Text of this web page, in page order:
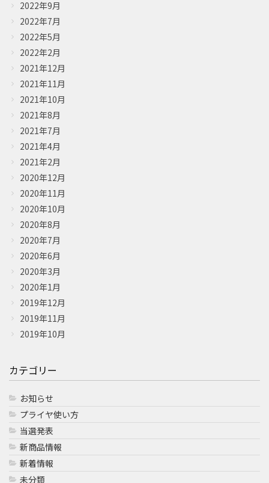
2022年9月
2022年7月
2022年5月
2022年2月
2021年12月
2021年11月
2021年10月
2021年8月
2021年7月
2021年4月
2021年2月
2020年12月
2020年11月
2020年10月
2020年8月
2020年7月
2020年6月
2020年3月
2020年1月
2019年12月
2019年11月
2019年10月
カテゴリー
お知らせ
プライヤ使い方
当選発表
新商品情報
新着情報
未分類